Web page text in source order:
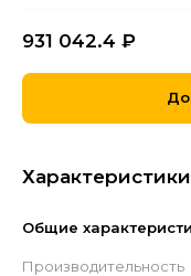
931 042.4 ₽
Характеристики
Общие
Производительность